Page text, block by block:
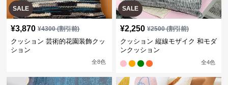
SALE
¥3,870 ¥4300(割引前)
クッション 芸術的花園装飾クッ
ション
全8色
SALE
¥2,250 ¥2500(割引前)
クッション 縦線モザイク 和モダ
ンクッション
全4色